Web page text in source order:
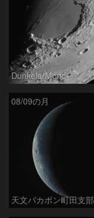
DunkelerMond
08/09の月
天文バカボン町田支部